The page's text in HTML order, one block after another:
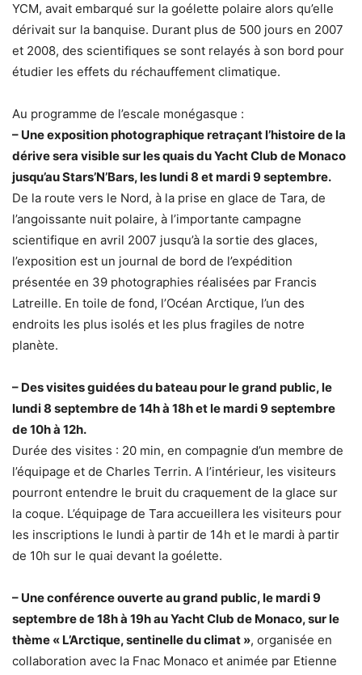
YCM, avait embarqué sur la goélette polaire alors qu’elle
dérivait sur la banquise. Durant plus de 500 jours en 2007
et 2008, des scientifiques se sont relayés à son bord pour
étudier les effets du réchauffement climatique.
Au programme de l’escale monégasque :
– Une exposition photographique retraçant l’histoire de la
dérive sera visible sur les quais du Yacht Club de Monaco
jusqu’au Stars’N’Bars, les lundi 8 et mardi 9 septembre.
De la route vers le Nord, à la prise en glace de Tara, de
l’angoissante nuit polaire, à l’importante campagne
scientifique en avril 2007 jusqu’à la sortie des glaces,
l’exposition est un journal de bord de l’expédition
présentée en 39 photographies réalisées par Francis
Latreille. En toile de fond, l’Océan Arctique, l’un des
endroits les plus isolés et les plus fragiles de notre
planète.
– Des visites guidées du bateau pour le grand public, le
lundi 8 septembre de 14h à 18h et le mardi 9 septembre
de 10h à 12h.
Durée des visites : 20 min, en compagnie d’un membre de
l’équipage et de Charles Terrin. A l’intérieur, les visiteurs
pourront entendre le bruit du craquement de la glace sur
la coque. L’équipage de Tara accueillera les visiteurs pour
les inscriptions le lundi à partir de 14h et le mardi à partir
de 10h sur le quai devant la goélette.
– Une conférence ouverte au grand public, le mardi 9
septembre de 18h à 19h au Yacht Club de Monaco, sur le
thème « L’Arctique, sentinelle du climat », organisée en
collaboration avec la Fnac Monaco et animée par Etienne